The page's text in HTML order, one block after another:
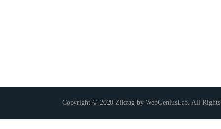
Copyright © 2020 Zikzag by WebGeniusLab. All Rights